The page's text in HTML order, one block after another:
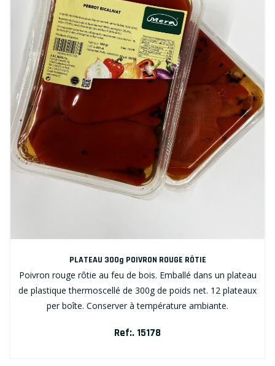
PLATEAU 300g POIVRON ROUGE RÔTIE
Poivron rouge rôtie au feu de bois. Emballé dans un plateau
de plastique thermoscellé de 300g de poids net. 12 plateaux
per boîte. Conserver à température ambiante.
Ref:. 15178